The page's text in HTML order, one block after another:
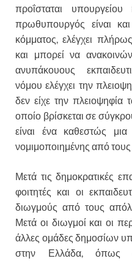
προΐσταται
πρωθυπουργός είναι
κόμματος, ελέγχει
και μπορεί να
ανυπάκουους
νόμου ελέγχει την
δεν είχε την
οποίο βρίσκεται σε
είναι ένα καθεστώς
νομιμοποιημένης από
Μετά τις δημοκρατικές
φοιτητές και οι
διωγμούς από τους
Μετά οι διωγμοί και οι
άλλες ομάδες δημοσίων
στην Ελλάδα, όπως